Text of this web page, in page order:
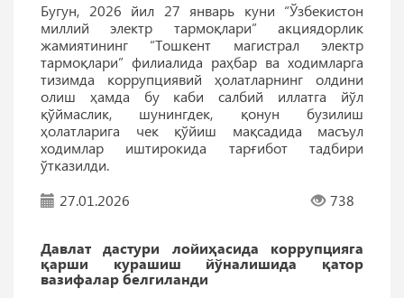
Бугун, 2026 йил 27 январь куни “Ўзбекистон
миллий электр тармоқлари” акциядорлик
жамиятининг “Тошкент магистрал электр
тармоқлари” филиалида раҳбар ва ходимларга
тизимда коррупциявий ҳолатларнинг олдини
олиш ҳамда бу каби салбий иллатга йўл
қўймаслик, шунингдек, қонун бузилиш
ҳолатларига чек қўйиш мақсадида масъул
ходимлар иштирокида тарғибот тадбири
ўтказилди.
27.01.2026
738
Давлат дастури лойиҳасида коррупцияга
қарши курашиш йўналишида қатор
вазифалар белгиланди